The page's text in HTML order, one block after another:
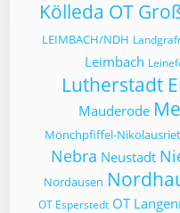
Kölleda OT
LEIMBACH/NDH
Leimbach
Lutherstadt
Mauderode
Mönchpfiffel-
Nebra Neustadt
Nordausen
OT Esperstedt OT